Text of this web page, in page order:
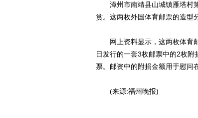
漳州市南靖县山城镇雁塔村第
赏。这两枚外国体育邮票的造型
网上资料显示，这两枚体育邮
日发行的一套3枚邮票中的2枚
票。邮资中的附捐金额用于慰问
(来源:福州晚报)